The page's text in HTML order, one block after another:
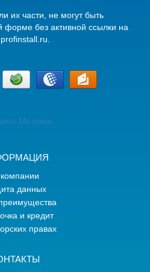
их части, не могут быть
форме без активной ссылки на
данных
и кредит
правах